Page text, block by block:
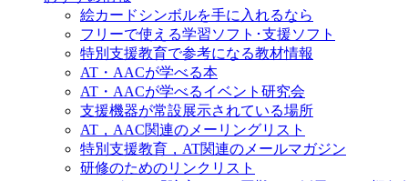
絵カードシンボルを手に入れるなら
フリーで使える学習ソフト･支援ソフト
特別支援教育で参考になる教材情報
AT・AACが学べる本
AT・AACが学べるイベント研究会
支援機器が常設展示されている場所
AT，AAC関連のメーリングリスト
特別支援教育，AT関連のメールマガジン
研修のためのリンクリスト